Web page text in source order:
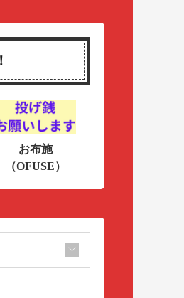
お布施
（OFUSE）